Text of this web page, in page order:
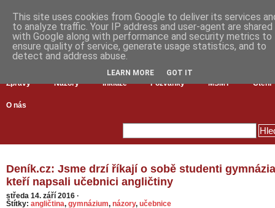
Zprávy Názory Inkluze Pozvánky MŠMT Čtení
O nás
Deník.cz: Jsme drzí říkají o sobě studenti
kteří napsali učebnici angličtiny
středa 14. září 2016 ·
Štítky: angličtina, gymnázium, názory, učebnice
This site uses cookies from Google to deliver its services
to analyze traffic. Your IP address and user-agent are shared
with Google along with performance and security metrics to
ensure quality of service, generate usage statistics, and to
detect and address abuse.
LEARN MORE GOT IT